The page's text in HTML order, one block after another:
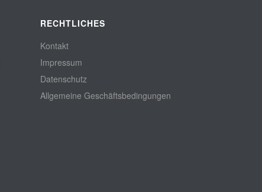
RECHTLICHES
Kontakt
Impressum
Datenschutz
Allgemeine Geschäftsbedingungen